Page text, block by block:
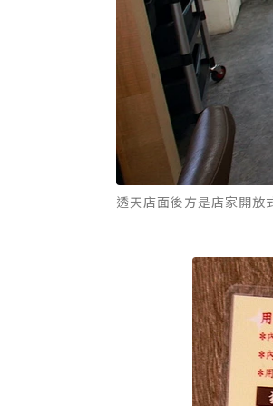
透天店面後方是店家開放